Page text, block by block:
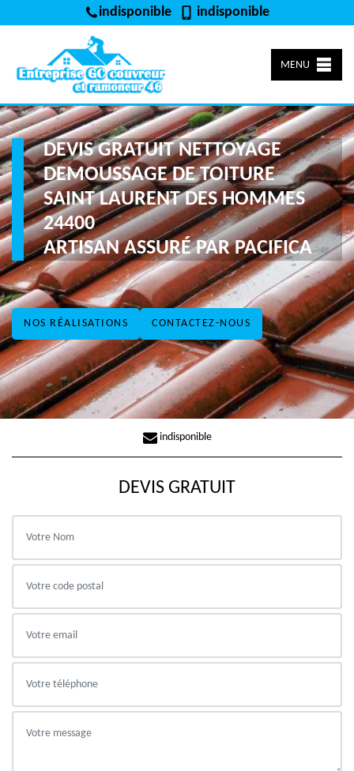
indisponible indisponible
MENU
NOS RÉALISATIONS CONTACTEZ-NOUS
DEVIS GRATUIT NETTOYAGE
DEMOUSSAGE DE TOITURE
SAINT LAURENT DES HOMMES
24400
ARTISAN ASSURÉ PAR PACIFICA
indisponible
DEVIS GRATUIT